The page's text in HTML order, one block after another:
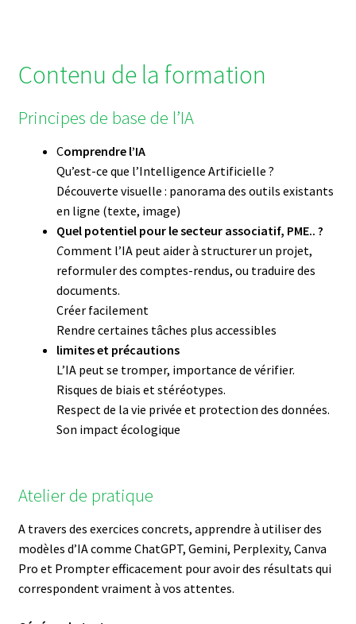
Contenu de la formation
Principes de base de l’IA
Comprendre l’IA
Qu’est-ce que l’Intelligence Artificielle ?
Découverte visuelle : panorama des outils existants
en ligne (texte, image)
Quel potentiel pour le secteur associatif, PME.. ?
Comment l’IA peut aider à structurer un projet,
reformuler des comptes-rendus, ou traduire des
documents.
Créer facilement
Rendre certaines tâches plus accessibles
limites et précautions
L’IA peut se tromper, importance de vérifier.
Risques de biais et stéréotypes.
Respect de la vie privée et protection des données.
Son impact écologique
Atelier de pratique
A travers des exercices concrets, apprendre à utiliser des
modèles d’IA comme ChatGPT, Gemini, Perplexity, Canva
Pro et Prompter efficacement pour avoir des résultats qui
correspondent vraiment à vos attentes.